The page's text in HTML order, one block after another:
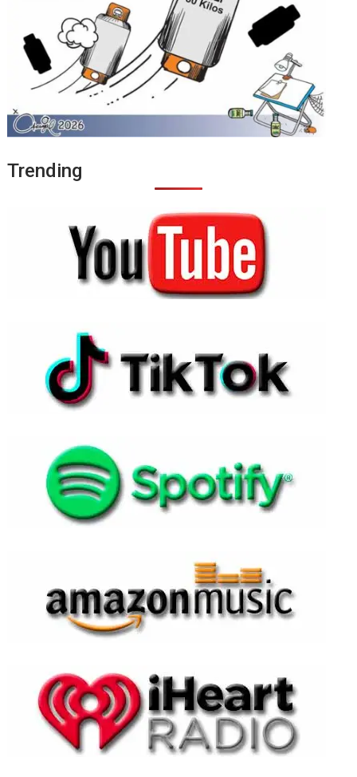
Trending